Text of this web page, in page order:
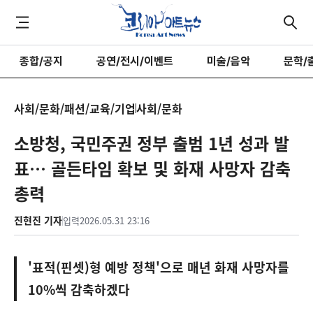
종합/공지 공연/전시/이벤트 미술/음악 문학/
사회/문화/패션/교육/기업사회/문화
소방청, 국민주권 정부 출범 1년 성과 발
표… 골든타임 확보 및 화재 사망자 감축
총력
진현진 기자입력2026.05.31 23:16
'표적(핀셋)형 예방 정책'으로 매년 화재 사망자를
10%씩 감축하겠다